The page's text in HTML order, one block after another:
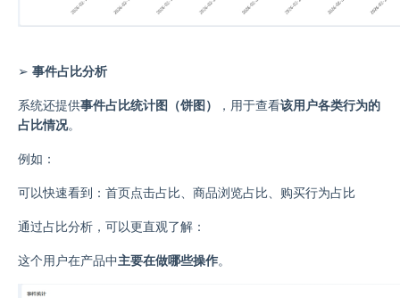
➢ 事件占比分析
系统还提供事件占比统计图（饼图） ，用于查看该用户各类行为的
占比情况。
例如：
可以快速看到：首页点击占比
商品浏览占比
购买行为占比
通过占比分析，可以更直观了解：
这个用户在产品中主要在做哪些操作。